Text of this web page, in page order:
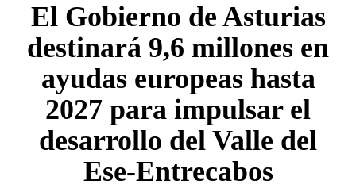
El Gobierno de Asturias
destinará 9,6 millones en
ayudas europeas hasta
2027 para impulsar el
desarrollo del Valle del
Ese-Entrecabos